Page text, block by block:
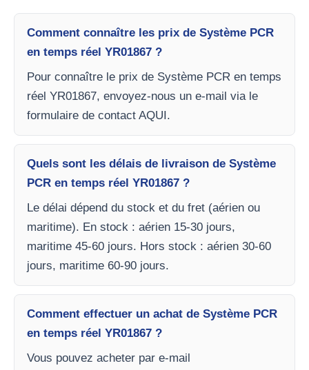
Comment connaître les prix de Système PCR
en temps réel YR01867 ?
Pour connaître le prix de Système PCR en temps
réel YR01867, envoyez-nous un e-mail via le
formulaire de contact AQUI.
Quels sont les délais de livraison de Système
PCR en temps réel YR01867 ?
Le délai dépend du stock et du fret (aérien ou
maritime). En stock : aérien 15-30 jours,
maritime 45-60 jours. Hors stock : aérien 30-60
jours, maritime 60-90 jours.
Comment effectuer un achat de Système PCR
en temps réel YR01867 ?
Vous pouvez acheter par e-mail